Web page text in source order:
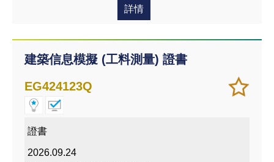
詳情
建築信息模擬 (工料測量) 證書
加
入/
儲存
課程
EG424123Q
證書
2026.09.24